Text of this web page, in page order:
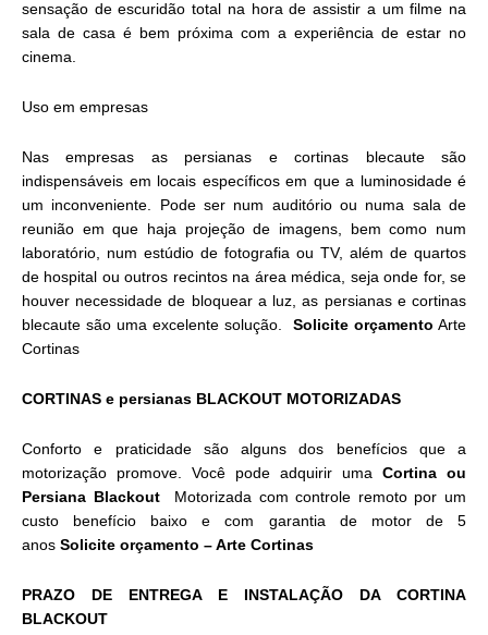
sensação de escuridão total na hora de assistir a um filme na
sala de casa é bem próxima com a experiência de estar no
cinema.
Uso em empresas
Nas empresas as persianas e cortinas blecaute são
indispensáveis em locais específicos em que a luminosidade é
um inconveniente. Pode ser num auditório ou numa sala de
reunião em que haja projeção de imagens, bem como num
laboratório, num estúdio de fotografia ou TV, além de quartos
de hospital ou outros recintos na área médica, seja onde for, se
houver necessidade de bloquear a luz, as persianas e cortinas
blecaute são uma excelente solução. Solicite orçamento Arte
Cortinas
CORTINAS e persianas BLACKOUT MOTORIZADAS
Conforto e praticidade são alguns dos benefícios que a
motorização promove. Você pode adquirir uma Cortina ou
Persiana Blackout
Motorizada com controle remoto por um
custo benefício baixo e com garantia de motor de 5
anos Solicite orçamento – Arte Cortinas
PRAZO DE ENTREGA E INSTALAÇÃO DA CORTINA
BLACKOUT